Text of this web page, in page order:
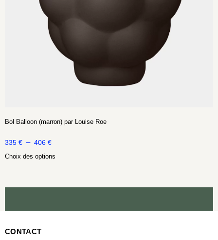
Bol Balloon (marron) par Louise Roe
335 € – 406 €
Choix des options
CONTACT